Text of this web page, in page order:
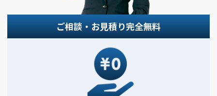
ご相談・お見積り完全無料